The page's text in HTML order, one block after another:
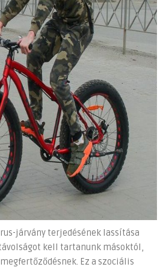
járvány terjedésének lassítása
kell tartanunk másoktól,
Ez a szociális